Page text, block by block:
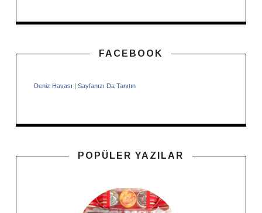
FACEBOOK
Deniz Havası | Sayfanızı Da Tanıtın
POPÜLER YAZILAR